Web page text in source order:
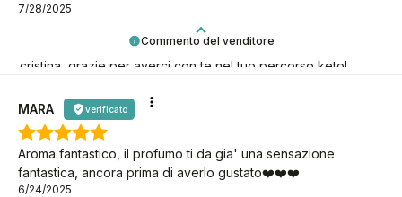
Commento del venditore
cristina, grazie per averci con te nel tuo percorso keto!
7/28/2025
MARA verificato
Aroma fantastico, il profumo ti da gia' una sensazione
fantastica, ancora prima di averlo gustato❤️❤️❤️
6/24/2025